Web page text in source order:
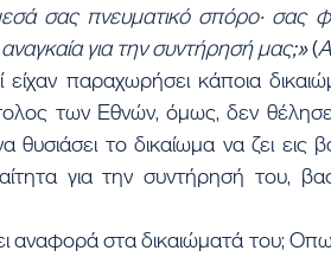
σας πνευματικό σπόρο· σας
για την συντήρησή μας;» (
είχαν παραχωρήσει κάποια
των Εθνών, όμως, δεν
το δικαίωμα να ζει εις
για την συντήρησή του,
αναφορά στα δικαιώματά του;